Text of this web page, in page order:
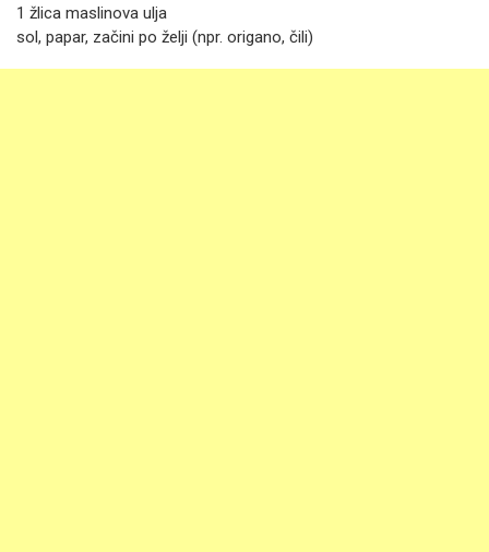
1 žlica maslinova ulja
sol, papar, začini po želji (npr. origano, čili)